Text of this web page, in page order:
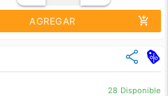
AGREGAR add_shopping_cart
close
Precio Unidad
28 Disponible